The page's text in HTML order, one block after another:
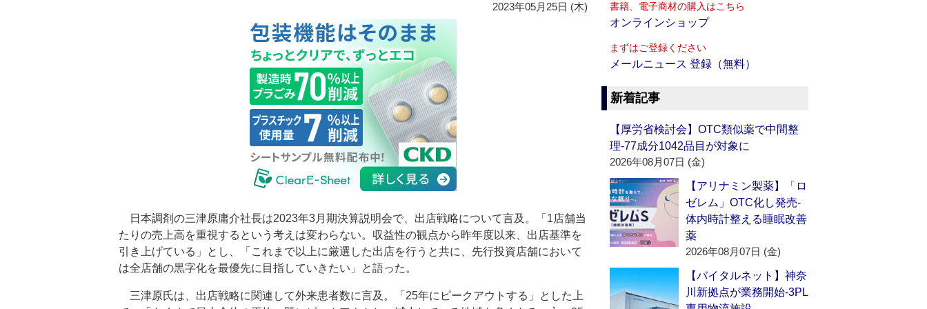
2023年05月25日 (木)
日本調剤の三津原庸介社長は2023年3月期決算説明会で、出店戦略について言及。「1店舗当
たりの売上高を重視するという考えは変わらない。収益性の観点から昨年度以来、出店基準を
引き上げている」とし、「これまで以上に厳選した出店を行うと共に、先行投資店舗において
は全店舗の黒字化を最優先に目指していきたい」と語った。
三津原氏は、出店戦略に関連して外来患者数に言及。「25年にピークアウトする」とした上
書籍、電子商材の購入はこちら
オンラインショップ
まずはご登録ください
メールニュース 登録（無料）
新着記事
【厚労省検討会】OTC類似薬で中間整
理‐77成分1042品目が対象に
2026年08月07日 (金)
【アリナミン製薬】「ロ
ゼレム」OTC化し発売‐
体内時計整える睡眠改善
薬
2026年08月07日 (金)
【バイタルネット】神奈
川新拠点が業務開始‐3PL